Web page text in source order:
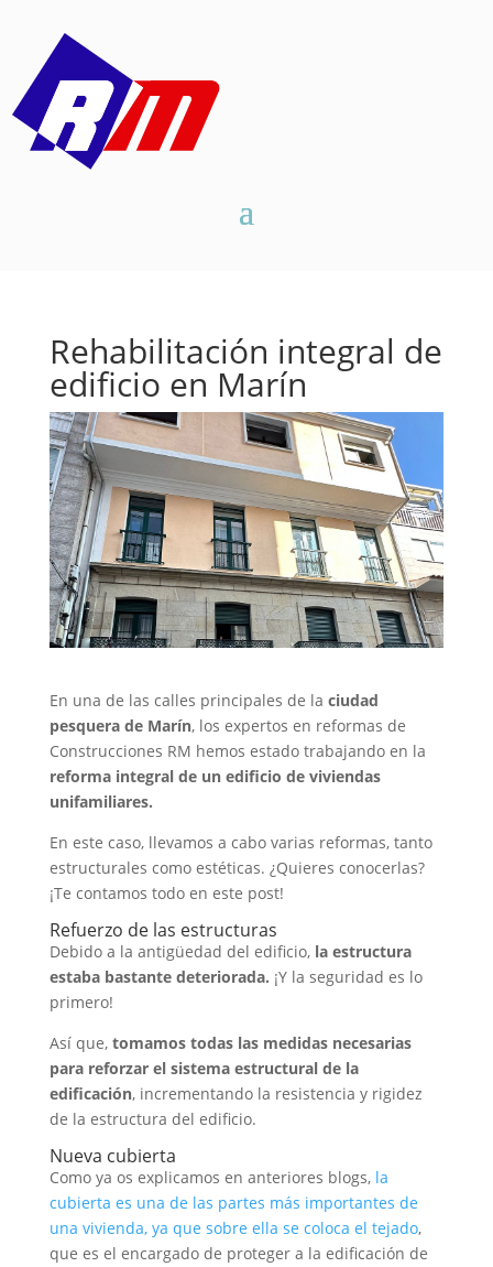
Rehabilitación integral de
edificio en Marín
En una de las calles principales de la ciudad
pesquera de Marín, los expertos en reformas de
Construcciones RM hemos estado trabajando en la
reforma integral de un edificio de viviendas
unifamiliares.
En este caso, llevamos a cabo varias reformas, tanto
estructurales como estéticas. ¿Quieres conocerlas?
¡Te contamos todo en este post!
Refuerzo de las estructuras
Debido a la antigüedad del edificio, la estructura
estaba bastante deteriorada. ¡Y la seguridad es lo
primero!
Así que,tomamos todas las medidas necesarias
para reforzar el sistema estructural de la
edificación, incrementando la resistencia y rigidez
de la estructura del edificio.
Nueva cubierta
Como ya os explicamos en anteriores blogs, la
cubierta es una de las partes más importantes de
una vivienda, ya que sobre ella se coloca el tejado,
que es el encargado de proteger a la edificación de